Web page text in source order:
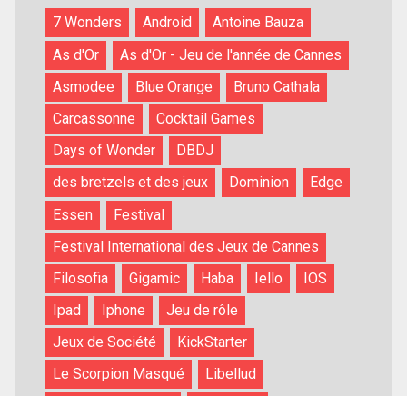
7 Wonders Android
Antoine Bauza
As d'Or
As d'Or - Jeu de l'année de Cannes
Asmodee
Blue Orange
Bruno Cathala
Carcassonne
Cocktail Games
Days of Wonder
DBDJ
des bretzels et des jeux
Dominion
Edge
Essen
Festival
Festival International des Jeux de Cannes
Filosofia
Gigamic Haba Iello
IOS
Ipad
Iphone
Jeu de rôle
Jeux de Société
KickStarter
Le Scorpion Masqué
Libellud